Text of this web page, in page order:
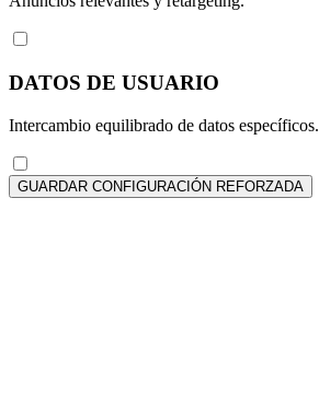
DATOS DE USUARIO
Intercambio equilibrado de datos específicos.
GUARDAR CONFIGURACIÓN REFORZADA